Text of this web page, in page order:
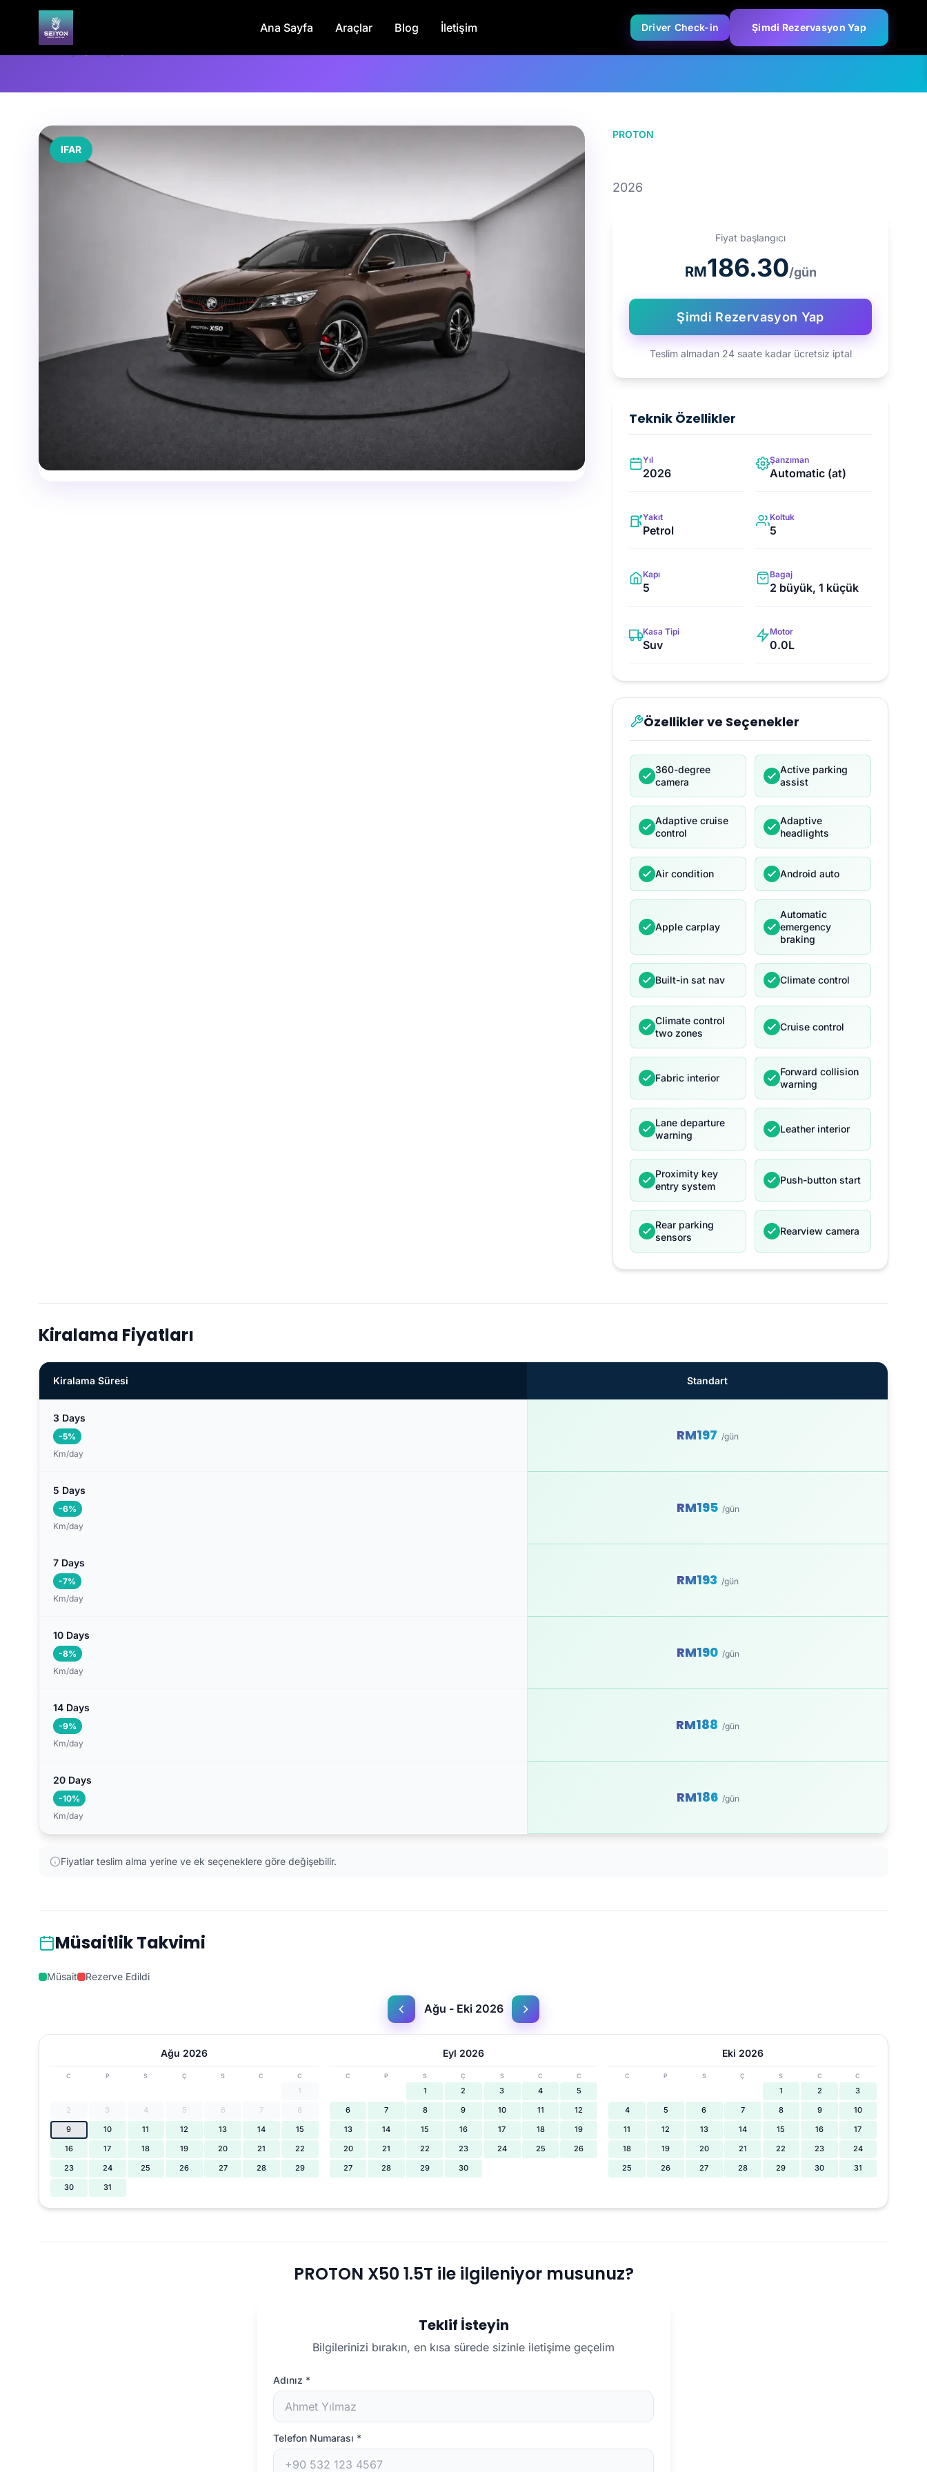
Ana Sayfa Araçlar Blog İletişim Driver Check-in Şimdi Rezervasyon Yap
IFAR
PROTON
2026
Fiyat başlangıcı
RM186.30/gün
Şimdi Rezervasyon Yap
Teslim almadan 24 saate kadar ücretsiz iptal
Teknik Özellikler
Yıl
2026
Şanzıman
Automatic (at)
Yakıt
Petrol
Koltuk
5
Kapı
5
Bagaj
2 büyük, 1 küçük
Kasa Tipi
Suv
Motor
0.0L
Özellikler ve Seçenekler
360-degree
camera
Active parking
assist
Adaptive cruise
control
Adaptive
headlights
Air condition Android auto
Apple carplay
Automatic
emergency
braking
Built-in sat nav Climate control
Climate control
two zones
Cruise control
Fabric interior
Forward collision
warning
Lane departure
warning
Leather interior
Proximity key
entry system
Push-button start
Rear parking
sensors
Rearview camera
Kiralama Fiyatları
Kiralama Süresi Standart
3 Days
-5%
Km/day
RM197 /gün
5 Days
-6%
Km/day
RM195 /gün
7 Days
-7%
Km/day
RM193 /gün
10 Days
-8%
Km/day
RM190 /gün
14 Days
-9%
Km/day
RM188 /gün
20 Days
-10%
Km/day
RM186 /gün
Fiyatlar teslim alma yerine ve ek seçeneklere göre değişebilir.
Müsaitlik Takvimi
Müsait Rezerve Edildi
Ağu - Eki 2026
Ağu 2026
C P S Ç S C C
1
2
3 4 5 6 7
8
9
10 11 12 13 14
15
16
17 18 19 20 21
22
23
24 25 26 27 28
29
30
31
Eyl 2026
C P S Ç S C C
1 2 3 4
5
6
7 8 9 10 11
12
13
14 15 16 17 18
19
20
21 22 23 24 25
26
27
28 29 30
Eki 2026
C P S Ç S C C
1 2
3
4
5 6 7 8 9
10
11
12 13 14 15 16
17
18
19 20 21 22 23
24
25
26 27 28 29 30 31
PROTON X50 1.5T ile ilgileniyor musunuz?
Teklif İsteyin
Bilgilerinizi bırakın, en kısa sürede sizinle iletişime geçelim
Adınız *
Telefon Numarası *